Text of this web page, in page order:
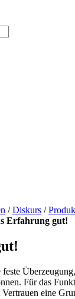
/Diskurs /
Erfahrung gut!
Für das
eine